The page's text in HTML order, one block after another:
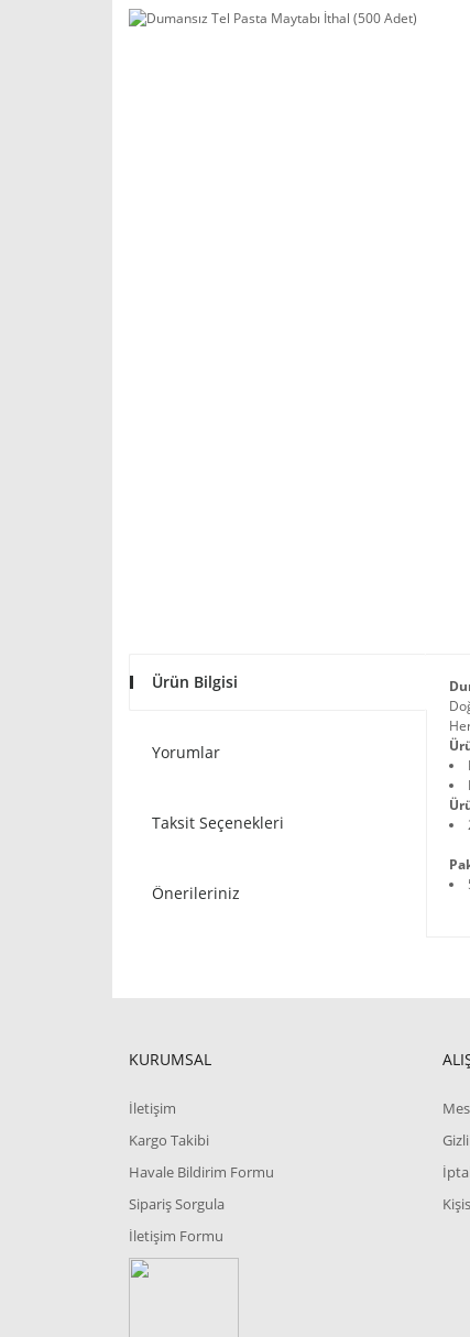
Ürün Bilgisi
Yorumlar
Taksit Seçenekleri
Önerileriniz
KURUMSAL
İletişim
Kargo Takibi
Havale Bildirim Formu
Sipariş Sorgula
İletişim Formu